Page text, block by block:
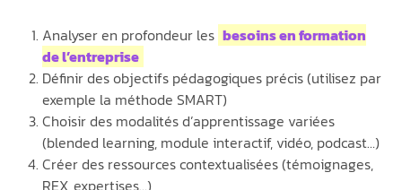
Analyser en profondeur les besoins en formation
de l’entreprise
Définir des objectifs pédagogiques précis (utilisez par
exemple la méthode SMART)
Choisir des modalités d’apprentissage variées
(blended learning, module interactif, vidéo, podcast…)
Créer des ressources contextualisées (témoignages,